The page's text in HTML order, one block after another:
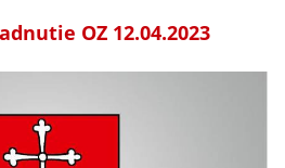
OZ 12.04.2023